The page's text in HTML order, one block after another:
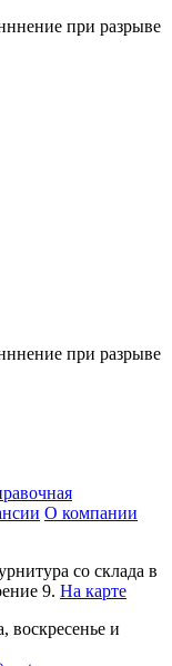
при разрыве
при разрыве
О компании
со склада в
9. На карте
воскресенье и